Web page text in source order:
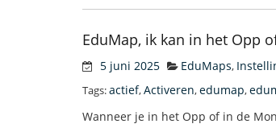
EduMap, ik kan in het Opp
5 juni 2025 EduMaps,
Tags:actief,Activeren,edumap,
Wanneer je in het Opp of in de